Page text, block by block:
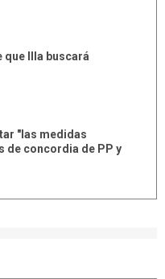
que Illa buscará
"las medidas
de concordia de PP y